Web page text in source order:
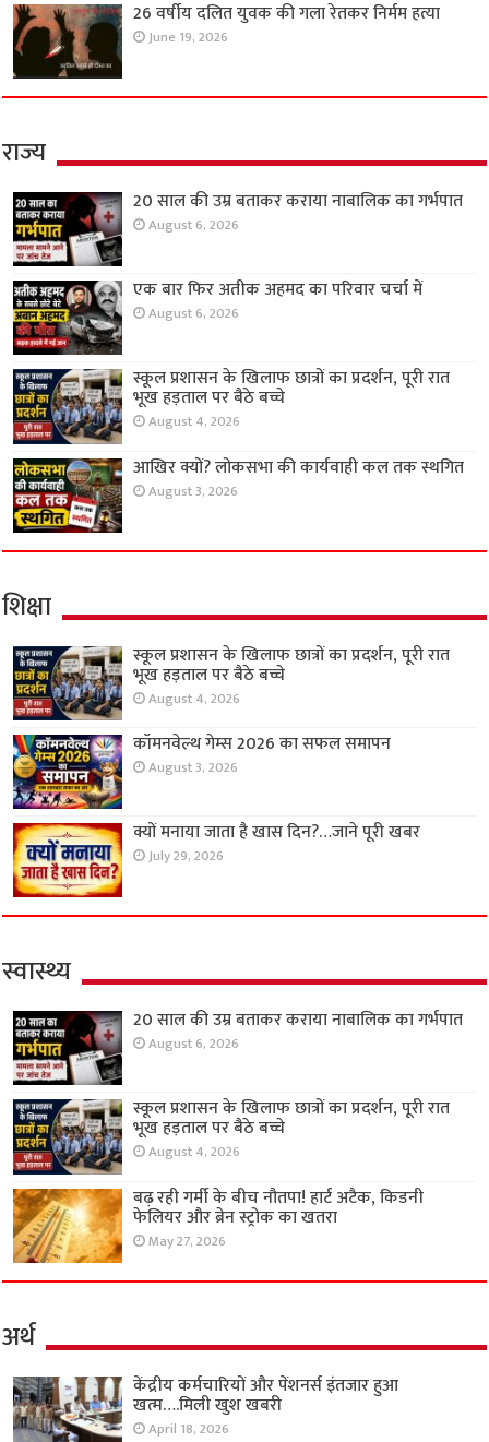
26 वर्षीय दलित युवक की गला रेतकर निर्मम हत्या
June 19, 2026
राज्य
20 साल की उम्र बताकर कराया नाबालिक का गर्भपात
August 6, 2026
एक बार फिर अतीक अहमद का परिवार चर्चा में
August 6, 2026
स्कूल प्रशासन के खिलाफ छात्रों का प्रदर्शन, पूरी रात
भूख हड़ताल पर बैठे बच्चे
August 4, 2026
आखिर क्यों? लोकसभा की कार्यवाही कल तक स्थगित
August 3, 2026
शिक्षा
स्कूल प्रशासन के खिलाफ छात्रों का प्रदर्शन, पूरी रात
भूख हड़ताल पर बैठे बच्चे
August 4, 2026
कॉमनवेल्थ गेम्स 2026 का सफल समापन
August 3, 2026
क्यों मनाया जाता है खास दिन?…जाने पूरी खबर
July 29, 2026
स्वास्थ्य
20 साल की उम्र बताकर कराया नाबालिक का गर्भपात
August 6, 2026
स्कूल प्रशासन के खिलाफ छात्रों का प्रदर्शन, पूरी रात
भूख हड़ताल पर बैठे बच्चे
August 4, 2026
बढ़ रही गर्मी के बीच नौतपा! हार्ट अटैक, किडनी
फेलियर और ब्रेन स्ट्रोक का खतरा
May 27, 2026
अर्थ
केंद्रीय कर्मचारियों और पेंशनर्स इंतजार हुआ
खत्म….मिली खुश खबरी
April 18, 2026